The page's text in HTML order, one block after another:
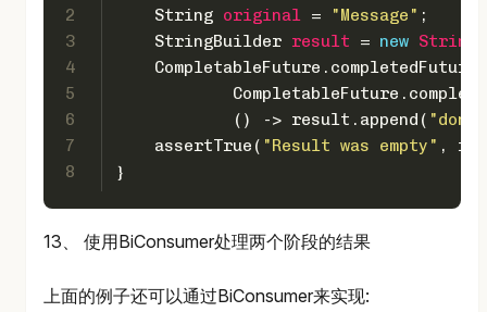
2
3
4
5
6
7
8
String original = "Message" ;
StringBuilder result = new
            () -> result.append(
"done"
    assertTrue(
"Result was empty" ,
}
13、 使用BiConsumer处理两个阶段的结果
上面的例子还可以通过BiConsumer来实现: